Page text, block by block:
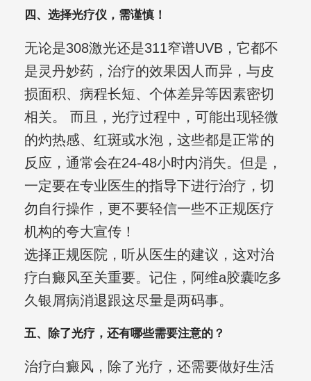
四、选择光疗仪，需谨慎！
无论是308激光还是311窄谱UVB，它都不
是灵丹妙药，治疗的效果因人而异，与皮
损面积、病程长短、个体差异等因素密切
相关。 而且，光疗过程中，可能出现轻微
的灼热感、红斑或水泡，这些都是正常的
反应，通常会在24-48小时内消失。但是，
一定要在专业医生的指导下进行治疗，切
勿自行操作，更不要轻信一些不正规医疗
机构的夸大宣传！
选择正规医院，听从医生的建议，这对治
疗白癜风至关重要。记住，阿维a胶囊吃多
久银屑病消退跟这尽量是两码事。
五、除了光疗，还有哪些需要注意的？
治疗白癜风，除了光疗，还需要做好生活